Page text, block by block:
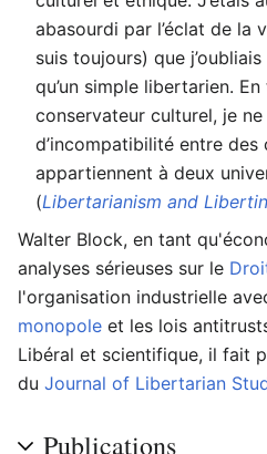
abasourdi par l’éclat de la
suis toujours) que
qu’un simple libertarien.
conservateur culturel, je
d’incompatibilité entre des
appartiennent à deux
(Libertarianism and
Walter Block, en tant
analyses sérieuses sur le
l'organisation industrielle
monopole et les lois
Libéral et scientifique, il fait
du Journal of Libertarian
Publications